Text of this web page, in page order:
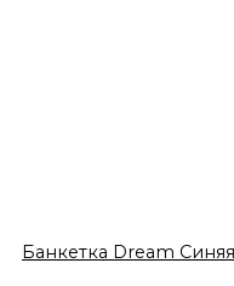
Банкетка Dream Синяя